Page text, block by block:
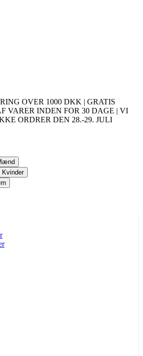
OVER 1000 DKK | GRATIS
VARER INDEN FOR 30 DAGE | VI
ORDRER DEN 28.-29. JULI
Kvinder